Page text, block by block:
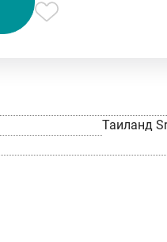
Таиланд